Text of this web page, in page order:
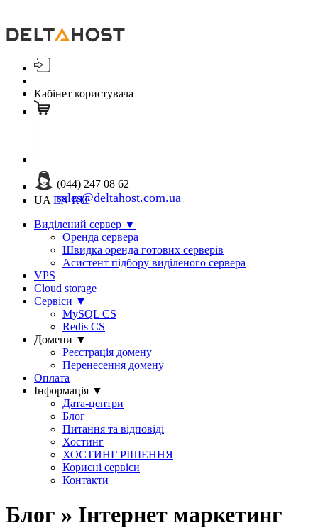
Кабінет користувача
(044) 247 08 62
sales@deltahost.com.ua
UA EN RU
Виділений сервер ▼
Оренда сервера
Швидка оренда готових серверів
Асистент підбору виділеного сервера
VPS
Cloud storage
Сервіси ▼
MySQL CS
Redis CS
Домени ▼
Реєстрація домену
Перенесення домену
Оплата
Інформація ▼
Дата-центри
Блог
Питання та відповіді
Хостинг
ХОСТИНГ РІШЕННЯ
Корисні сервіси
Контакти
Блог » Інтернет маркетинг